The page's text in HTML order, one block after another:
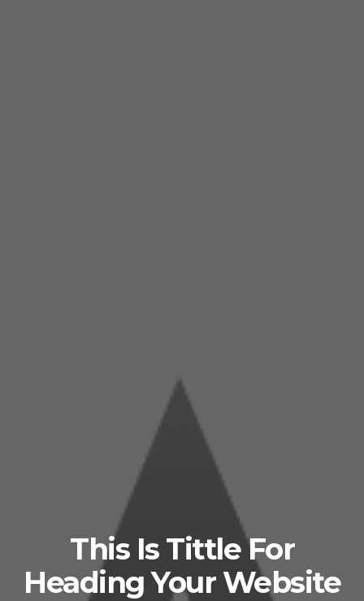
This Is Tittle For
Heading Your Website